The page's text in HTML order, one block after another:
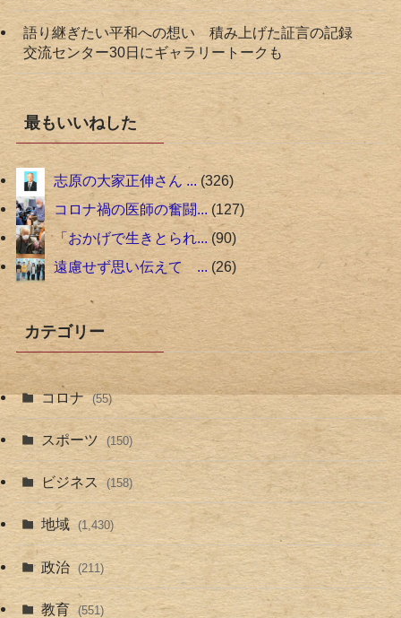
語り継ぎたい平和への想い 積み上げた証言の記録
交流センター30日にギャラリートークも
最もいいねした
志原の大家正伸さん ... 326
コロナ禍の医師の奮闘... 127
「おかげで生きとられ... 90
遠慮せず思い伝えて ... 26
カテゴリー
コロナ (55)
スポーツ (150)
ビジネス (158)
地域 (1,430)
政治 (211)
教育 (551)